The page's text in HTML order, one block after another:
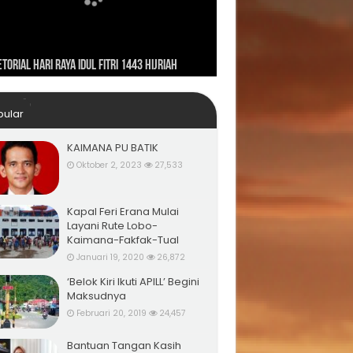
Kuat’Hari Raya Idul Fitri 1443 Hijriah
2019
KAIMANA PU BATIK
Oktober 2, 2023 27,533
Kapal Feri Erana Mulai
Layani Rute Lobo-
Kaimana-Fakfak-Tual
Januari 19, 2020 26,872
‘Belok Kiri Ikuti APILL’ Begini
Maksudnya
Februari 20, 2019 24,457
Bantuan Tangan Kasih